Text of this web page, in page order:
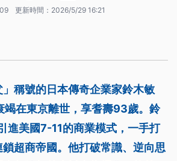
更新時間： 2026/5/29 16:21
稱號的日本傳奇企業家鈴木敏
竭在東京離世，享耆壽93歲。鈴
進美國7-11的商業模式，一手打
超商帝國。他打破常識、逆向思